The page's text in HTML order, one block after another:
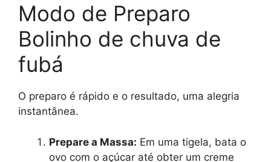
Modo de Preparo
Bolinho de chuva de
fubá
O preparo é rápido e o resultado, uma alegria
instantânea.
Prepare a Massa: Em uma tigela, bata o
ovo com o açúcar até obter um creme